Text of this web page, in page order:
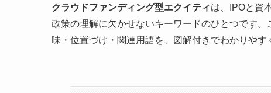
クラウドファンディング型エクイティは、IPOと資
政策の理解に欠かせないキーワードのひとつです
味・位置づけ・関連用語を、図解付きでわかりやす